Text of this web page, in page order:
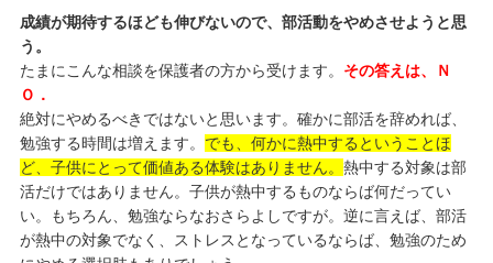
成績が期待するほども伸びないので、部活動をやめさせようと思
う。
たまにこんな相談を保護者の方から受けます。 その答えは、Ｎ
Ｏ．
絶対にやめるべきではないと思います。確かに部活を辞めれば、
勉強する時間は増えます。 でも、何かに熱中するということほ
ど、子供にとって価値ある体験はありません。 熱中する対象は部
活だけではありません。子供が熱中するものならば何だってい
い。もちろん、勉強ならなおさらよしですが。逆に言えば、部活
が熱中の対象でなく、ストレスとなっているならば、勉強のため